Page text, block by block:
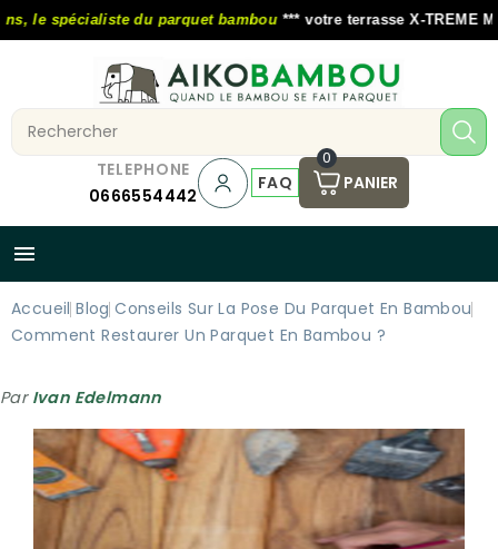
le spécialiste du parquet bambou*** votre terrasse X-TREME
TELEPHONE
0666554442
FAQ
0
PANIER

Accueil Blog Conseils Sur La Pose Du Parquet En Bambou
Comment Restaurer Un Parquet En Bambou ?
Par Ivan Edelmann